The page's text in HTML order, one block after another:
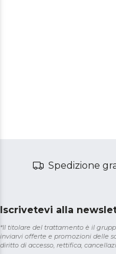
Spedizione
Iscrivetevi alla
*Il titolare del trattamento è il
inviarvi offerte e promozioni delle
diritto di accesso, rettifica,